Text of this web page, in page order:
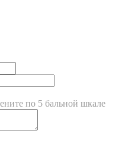
по 5 бальной шкале